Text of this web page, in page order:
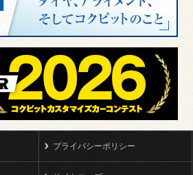
プライバシーポリシー